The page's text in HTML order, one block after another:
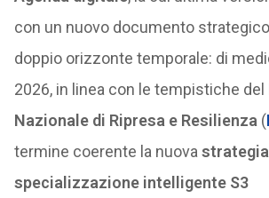
con un nuovo documento
doppio orizzonte temporale: di
2026, in linea con le tempistiche del
Nazionale di Ripresa e Resilienza (
termine coerente la nuova
specializzazione intelligente S3